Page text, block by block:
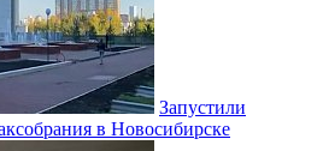
Запустили
в Новосибирске